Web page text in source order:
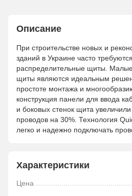
Описание
При строительстве новых и
зданий в Украине часто
распределительные щиты.
щиты являются идеальным
простоте монтажа и
конструкция панели для ввода
и боковых стенок щита
проводов на 30%. Технология
легко и надежно подключать
Характеристики
Цена